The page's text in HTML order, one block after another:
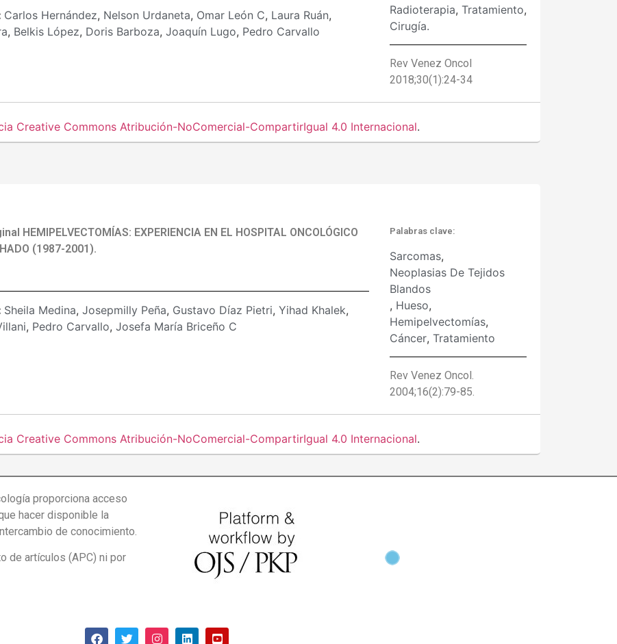
Carlos Hernández, Nelson Urdaneta, Omar León C, Laura Ruán,
, Belkis López, Doris Barboza, Joaquín Lugo, Pedro Carvallo
Radioterapia, Tratamiento,
Cirugía.
Rev Venez Oncol
2018;30(1):24-34
Creative Commons Atribución-NoComercial-CompartirIgual 4.0 Internacional.
HEMIPELVECTOMÍAS: EXPERIENCIA EN EL HOSPITAL ONCOLÓGICO
(1987-2001).
Sheila Medina, Josepmilly Peña, Gustavo Díaz Pietri, Yihad Khalek,
, Pedro Carvallo, Josefa María Briceño C
Palabras clave:
Sarcomas,
Neoplasias De Tejidos
Blandos
, Hueso,
Hemipelvectomías,
Cáncer, Tratamiento
Rev Venez Oncol.
2004;16(2):79-85.
Creative Commons Atribución-NoComercial-CompartirIgual 4.0 Internacional.
proporciona acceso
hacer disponible la
de conocimiento.
de artículos (APC) ni por